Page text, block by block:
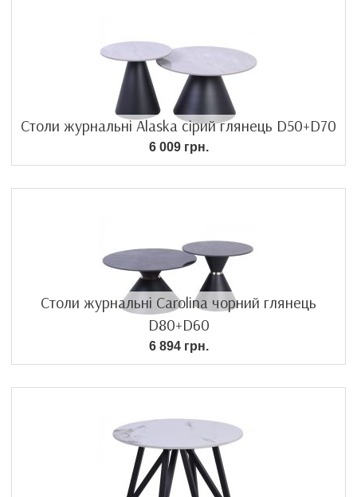
Столи журнальні Alaska сірий глянець D50+D70
6 009 грн.
Столи журнальні Carolina чорний глянець
D80+D60
6 894 грн.